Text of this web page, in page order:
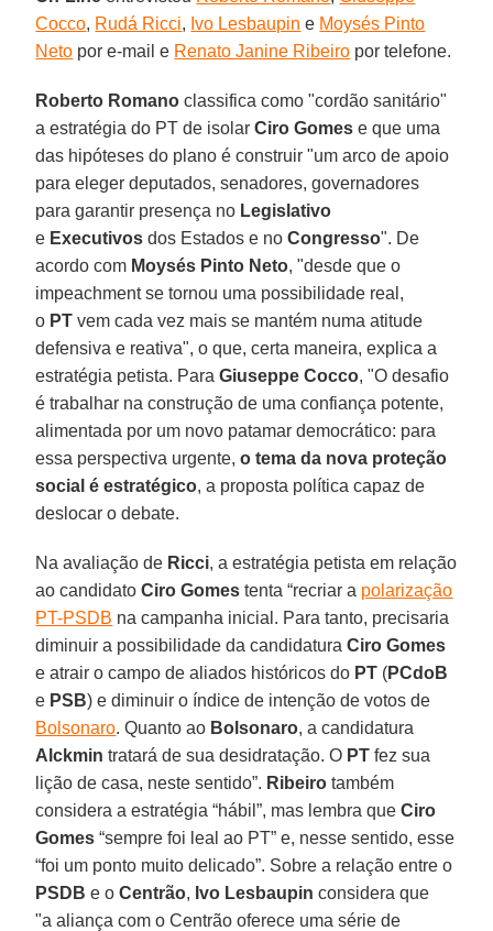
Cocco, Rudá Ricci, Ivo Lesbaupin e Moysés Pinto
Neto por e-mail e Renato Janine Ribeiro por telefone.
Roberto Romano classifica como "cordão sanitário"
a estratégia do PT de isolarCiro Gomes e que uma
das hipóteses do plano é construir "um arco de apoio
para eleger deputados, senadores, governadores
para garantir presença no Legislativo
e Executivos dos Estados e noCongresso". De
acordo com Moysés Pinto Neto, "desde que o
impeachment se tornou uma possibilidade real,
o PT vem cada vez mais se mantém numa atitude
defensiva e reativa", o que, certa maneira, explica a
estratégia petista. ParaGiuseppe Cocco, "O desafio
é trabalhar na construção de uma confiança potente,
alimentada por um novo patamar democrático: para
essa perspectiva urgente,o tema da nova proteção
social é estratégico, a proposta política capaz de
deslocar o debate.
Na avaliação de Ricci, a estratégia petista em relação
ao candidatoCiro Gomes tenta “recriar a polarização
PT-PSDB na campanha inicial. Para tanto, precisaria
diminuir a possibilidade da candidaturaCiro Gomes
e atrair o campo de aliados históricos do PT (PCdoB
e PSB) e diminuir o índice de intenção de votos de
Bolsonaro. Quanto ao Bolsonaro, a candidatura
Alckmin tratará de sua desidratação. O PT fez sua
lição de casa, neste sentido”. Ribeiro também
considera a estratégia “hábil”, mas lembra queCiro
Gomes “sempre foi leal ao PT” e, nesse sentido, esse
“foi um ponto muito delicado”. Sobre a relação entre o
PSDB e oCentrão, Ivo Lesbaupin considera que
"a aliança com o Centrão oferece uma série de